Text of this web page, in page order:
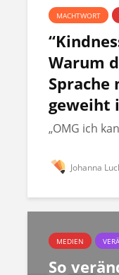
MACHTWORT
Warum
Sprache
geweiht
„OMG ich
Johanna
MEDIEN
So